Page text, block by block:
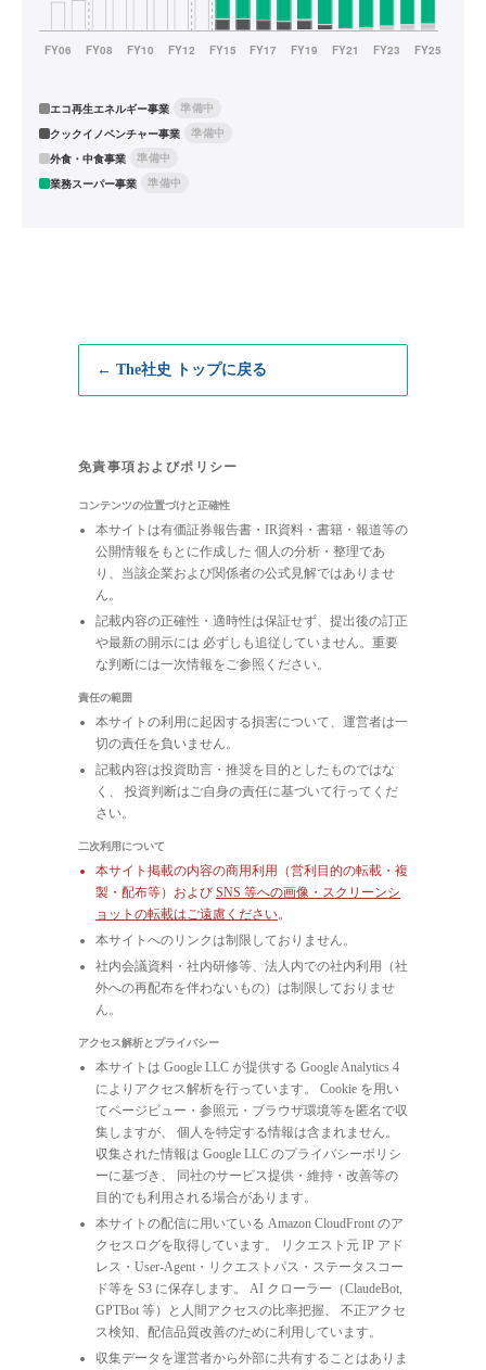
エコ再生エネルギー事業
準備中
クックイノベンチャー事業
準備中
外食・中食事業
準備中
業務スーパー事業
準備中
← The社史 トップに戻る
免責事項およびポリシー
コンテンツの位置づけと正確性
本サイトは有価証券報告書・IR資料・書籍・報道等の
公開情報をもとに作成した 個人の分析・整理であ
り、当該企業および関係者の公式見解ではありませ
ん。
記載内容の正確性・適時性は保証せず、提出後の訂正
や最新の開示には 必ずしも追従していません。重要
な判断には一次情報をご参照ください。
責任の範囲
本サイトの利用に起因する損害について、運営者は一
切の責任を負いません。
記載内容は投資助言・推奨を目的としたものではな
く、 投資判断はご自身の責任に基づいて行ってくだ
さい。
二次利用について
本サイト掲載の内容の商用利用（営利目的の転載・複
製・配布等）および SNS 等への画像・スクリーンシ
ョットの転載はご遠慮ください。
本サイトへのリンクは制限しておりません。
社内会議資料・社内研修等、法人内での社内利用（社
外への再配布を伴わないもの）は制限しておりませ
ん。
アクセス解析とプライバシー
本サイトは Google LLC が提供する Google Analytics 4
によりアクセス解析を行っています。 Cookie を用い
てページビュー・参照元・ブラウザ環境等を匿名で収
集しますが、 個人を特定する情報は含まれません。
収集された情報は Google LLC のプライバシーポリシ
ーに基づき、 同社のサービス提供・維持・改善等の
目的でも利用される場合があります。
本サイトの配信に用いている Amazon CloudFront のア
クセスログを取得しています。 リクエスト元 IP アド
レス・User-Agent・リクエストパス・ステータスコー
ド等を S3 に保存します。 AI クローラー（ClaudeBot,
GPTBot 等）と人間アクセスの比率把握、 不正アクセ
ス検知、配信品質改善のために利用しています。
収集データを運営者から外部に共有することはありま